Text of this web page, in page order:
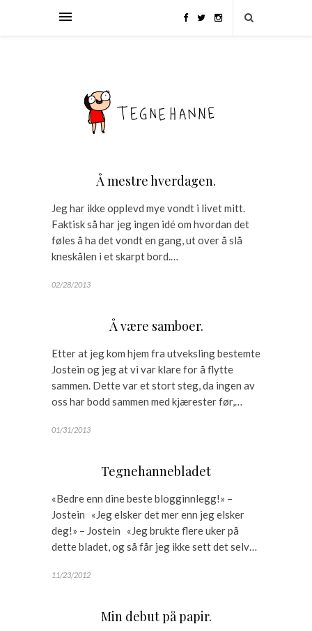
Å mestre hverdagen.
Jeg har ikke opplevd mye vondt i livet mitt.
Faktisk så har jeg ingen idé om hvordan det
føles å ha det vondt en gang, ut over å slå
kneskålen i et skarpt bord.…
02/28/2013
Å være samboer.
Etter at jeg kom hjem fra utveksling bestemte
Jostein og jeg at vi var klare for å flytte
sammen. Dette var et stort steg, da ingen av
oss har bodd sammen med kjærester før,…
01/31/2013
Tegnehannebladet
«Bedre enn dine beste blogginnlegg!» –
Jostein «Jeg elsker det mer enn jeg elsker
deg!» – Jostein «Jeg brukte flere uker på
dette bladet, og så får jeg ikke sett det selv…
11/23/2012
Min debut på papir.